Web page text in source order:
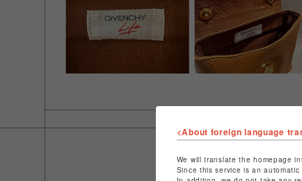
<About foreign language
We will translate the homepage
Since this service is an